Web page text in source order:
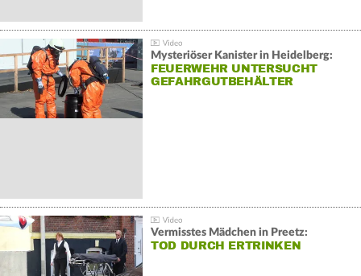
Mysteriöser Kanister in Heidelberg:
FEUERWEHR UNTERSUCHT
GEFAHRGUTBEHÄLTER
Vermisstes Mädchen in Preetz:
TOD DURCH ERTRINKEN